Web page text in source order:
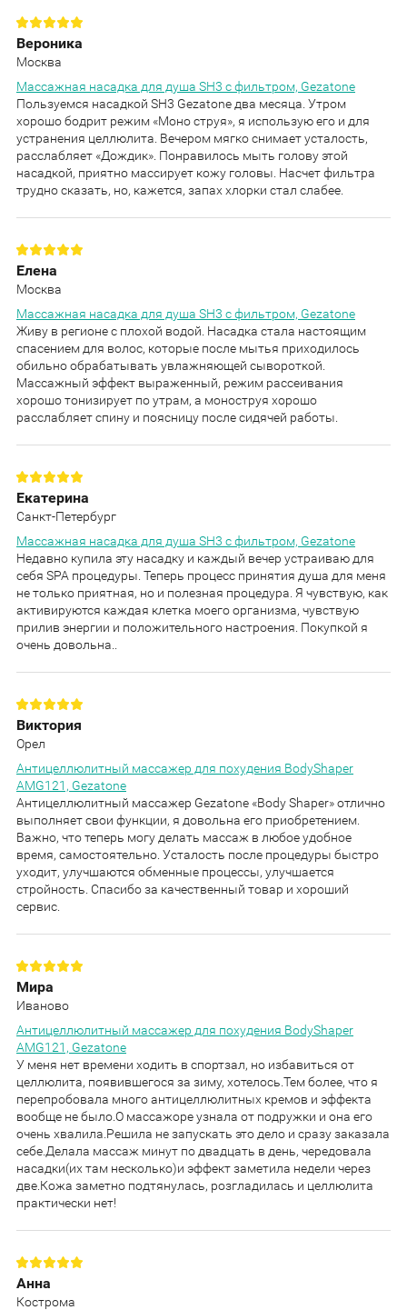
Вероника
Москва
Массажная насадка для душа SH3 с фильтром, Gezatone
Пользуемся насадкой SH3 Gezatone два месяца. Утром
хорошо бодрит режим «Моно струя», я использую его и для
устранения целлюлита. Вечером мягко снимает усталость,
расслабляет «Дождик». Понравилось мыть голову этой
насадкой, приятно массирует кожу головы. Насчет фильтра
трудно сказать, но, кажется, запах хлорки стал слабее.
Елена
Москва
Массажная насадка для душа SH3 с фильтром, Gezatone
Живу в регионе с плохой водой. Насадка стала настоящим
спасением для волос, которые после мытья приходилось
обильно обрабатывать увлажняющей сывороткой.
Массажный эффект выраженный, режим рассеивания
хорошо тонизирует по утрам, а моноструя хорошо
расслабляет спину и поясницу после сидячей работы.
Екатерина
Санкт-Петербург
Массажная насадка для душа SH3 с фильтром, Gezatone
Недавно купила эту насадку и каждый вечер устраиваю для
себя SPA процедуры. Теперь процесс принятия душа для меня
не только приятная, но и полезная процедура. Я чувствую, как
активируются каждая клетка моего организма, чувствую
прилив энергии и положительного настроения. Покупкой я
очень довольна..
Виктория
Орел
Антицеллюлитный массажер для похудения BodyShaper
AMG121, Gezatone
Антицеллюлитный массажер Gezatone «Body Shaper» отлично
выполняет свои функции, я довольна его приобретением.
Важно, что теперь могу делать массаж в любое удобное
время, самостоятельно. Усталость после процедуры быстро
уходит, улучшаются обменные процессы, улучшается
стройность. Спасибо за качественный товар и хороший
сервис.
Мира
Иваново
Антицеллюлитный массажер для похудения BodyShaper
AMG121, Gezatone
У меня нет времени ходить в спортзал, но избавиться от
целлюлита, появившегося за зиму, хотелось.Тем более, что я
перепробовала много антицеллюлитных кремов и эффекта
вообще не было.О массажоре узнала от подружки и она его
очень хвалила.Решила не запускать это дело и сразу заказала
себе.Делала массаж минут по двадцать в день, чередовала
насадки(их там несколько)и эффект заметила недели через
две.Кожа заметно подтянулась, розгладилась и целлюлита
практически нет!
Анна
Кострома